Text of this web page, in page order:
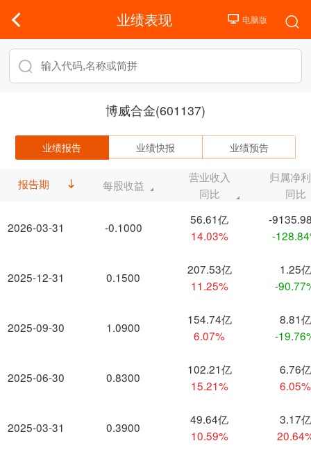
业绩表现
博威合金(601137)
业绩报告 业绩快报 业绩预告
报告期
2026-03-31
2025-12-31
2025-09-30
2025-06-30
2025-03-31
每股收益
营业收入
同比
归属净
同比
-0.1000
56.61亿
14.03%
-
-
0.1500
207.53亿
11.25%
1.25亿
-
1.0900
154.74亿
6.07%
8.81亿
-
0.8300
102.21亿
15.21%
6.76亿
6.05%
0.3900
49.64亿
10.59%
3.17亿